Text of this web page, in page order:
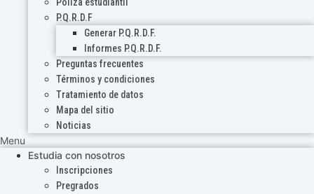
Póliza estudiantil
P.Q.R.D.F
Generar P.Q.R.D.F.
Informes P.Q.R.D.F.
Preguntas frecuentes
Términos y condiciones
Tratamiento de datos
Mapa del sitio
Noticias
Menu
Estudia con nosotros
Inscripciones
Pregrados